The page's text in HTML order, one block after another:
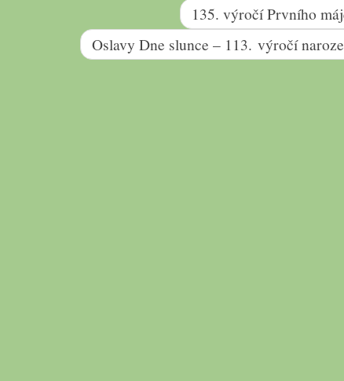
135. výročí Prvního
Oslavy Dne slunce – 113. výročí